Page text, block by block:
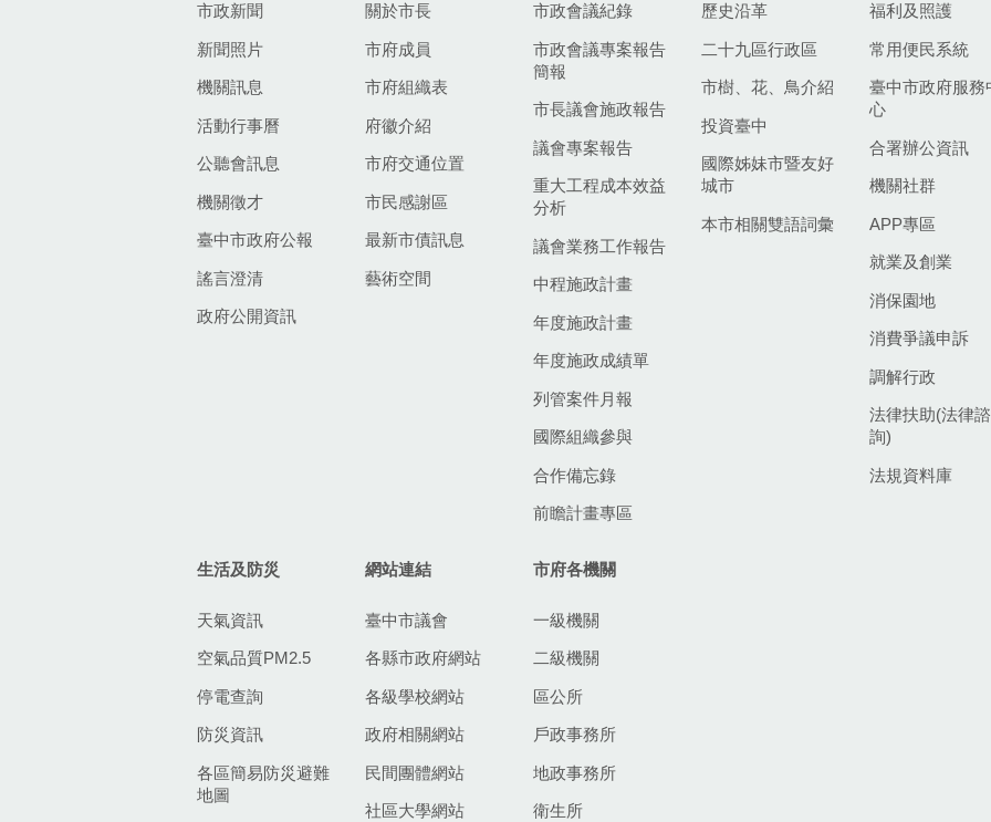
市政新聞
新聞照片
機關訊息
活動行事曆
公聽會訊息
機關徵才
臺中市政府公報
謠言澄清
政府公開資訊
關於市長
市府成員
市府組織表
府徽介紹
市府交通位置
市民感謝區
最新市債訊息
藝術空間
市政會議紀錄
市政會議專案報告
簡報
市長議會施政報告
議會專案報告
重大工程成本效益
分析
議會業務工作報告
中程施政計畫
年度施政計畫
年度施政成績單
列管案件月報
國際組織參與
合作備忘錄
前瞻計畫專區
歷史沿革
二十九區行政區
市樹、花、鳥介紹
投資臺中
國際姊妹市暨友好
城市
本市相關雙語詞彙
福利及照護
常用便民系統
臺中市政府服務
心
合署辦公資訊
機關社群
APP專區
就業及創業
消保園地
消費爭議申訴
調解行政
法律扶助(法律諮
詢)
法規資料庫
生活及防災
天氣資訊
空氣品質PM2.5
停電查詢
防災資訊
各區簡易防災避難
地圖
網站連結
臺中市議會
各縣市政府網站
各級學校網站
政府相關網站
民間團體網站
社區大學網站
市府各機關
一級機關
二級機關
區公所
戶政事務所
地政事務所
衛生所